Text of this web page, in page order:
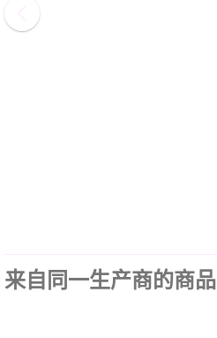
来自同一生产商的商品